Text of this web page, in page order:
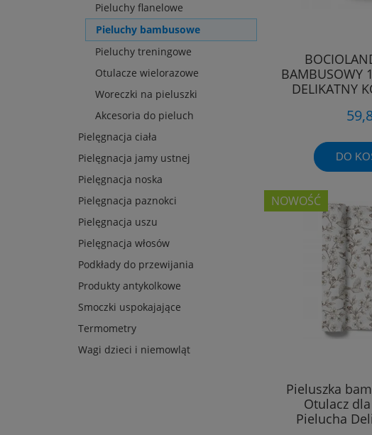
Pieluchy flanelowe
Pieluchy bambusowe
Pieluchy treningowe
Otulacze wielorazowe
Woreczki na pieluszki
Akcesoria do pieluch
Pielęgnacja ciała
Pielęgnacja jamy ustnej
Pielęgnacja noska
Pielęgnacja paznokci
Pielęgnacja uszu
Pielęgnacja włosów
Podkłady do przewijania
Produkty antykolkowe
Smoczki uspokajające
Termometry
Wagi dzieci i niemowląt
BAMBUSOWY
DELIKATNY
DO
Pieluszka
Otulacz
Pielucha
NOWOŚĆ